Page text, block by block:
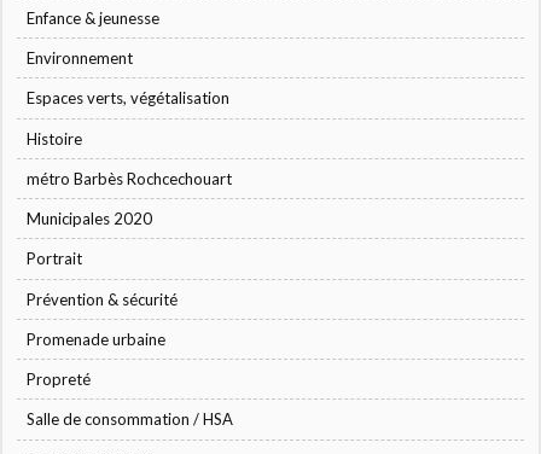
Enfance & jeunesse
Environnement
Espaces verts, végétalisation
Histoire
métro Barbès Rochcechouart
Municipales 2020
Portrait
Prévention & sécurité
Promenade urbaine
Propreté
Salle de consommation / HSA